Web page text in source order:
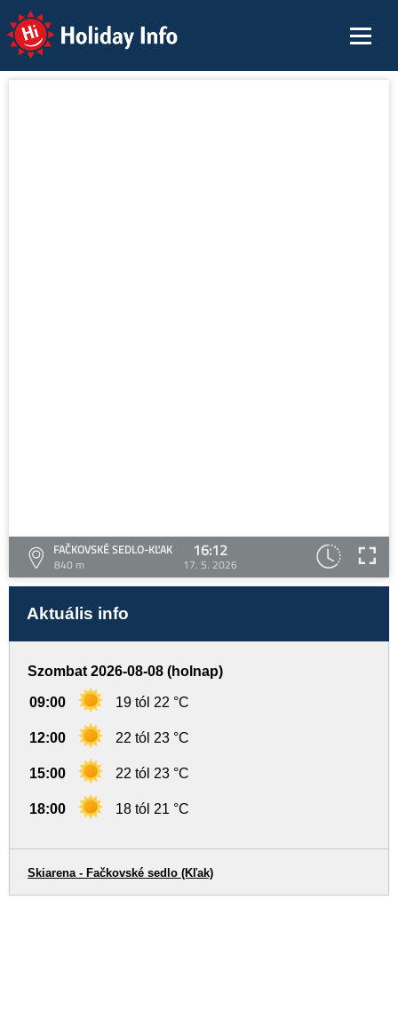
Holiday Info
FAČKOVSKÉ SEDLO-KĽAK
840 m
16:12
17. 5. 2026
Aktuális info
Szombat 2026-08-08 (holnap)
09:00 19 tól 22 °C
12:00 22 tól 23 °C
15:00 22 tól 23 °C
18:00 18 tól 21 °C
Skiarena - Fačkovské sedlo (Kľak)